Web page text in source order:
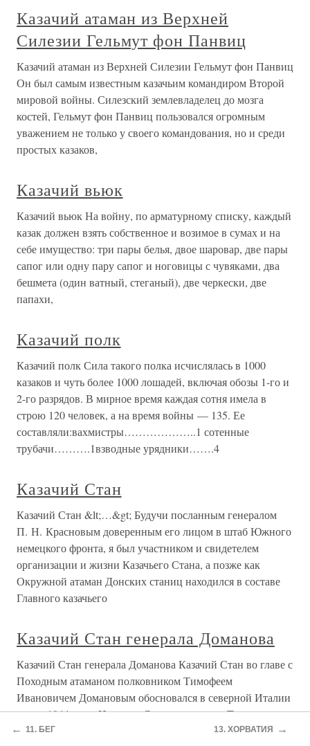
Казачий атаман из Верхней
Силезии Гельмут фон Панвиц
Казачий атаман из Верхней Силезии Гельмут фон Панвиц
Он был самым известным казачьим командиром Второй
мировой войны. Силезский землевладелец до мозга
костей, Гельмут фон Панвиц пользовался огромным
уважением не только у своего командования, но и среди
простых казаков,
Казачий вьюк
Казачий вьюк На войну, по арматурному списку, каждый
казак должен взять собственное и возимое в сумах и на
себе имущество: три пары белья, двое шаровар, две пары
сапог или одну пару сапог и ноговицы с чувяками, два
бешмета (один ватный, стеганый), две черкески, две
папахи,
Казачий полк
Казачий полк Сила такого полка исчислялась в 1000
казаков и чуть более 1000 лошадей, включая обозы 1-го и
2-го разрядов. В мирное время каждая сотня имела в
строю 120 человек, а на время войны — 135. Ее
составляли:вахмистры………………..1 сотенные
трубачи……….1взводные урядники…….4
Казачий Стан
Казачий Стан &lt;…&gt; Будучи посланным генералом
П. Н. Красновым доверенным его лицом в штаб Южного
немецкого фронта, я был участником и свидетелем
организации и жизни Казачьего Стана, а позже как
Окружной атаман Донских станиц находился в составе
Главного казачьего
Казачий Стан генерала Доманова
Казачий Стан генерала Доманова Казачий Стан во главе с
Походным атаманом полковником Тимофеем
Ивановичем Домановым обосновался в северной Италии
летом 1944 года. Центром Стана стал город Толмеццо, в
окрестных селах разместились казачьи семьи и казаки-
← 11. БЕГ 13. ХОРВАТИЯ →